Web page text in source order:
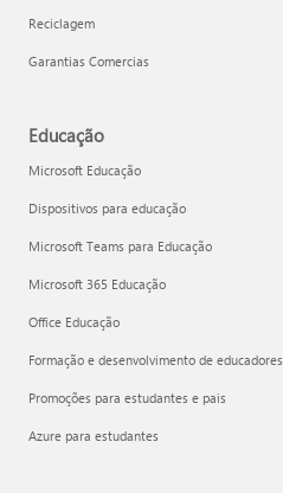
Reciclagem
Garantias Comercias
Educação
Microsoft Educação
Dispositivos para educação
Microsoft Teams para Educação
Microsoft 365 Educação
Office Educação
Formação e desenvolvimento de educadores
Promoções para estudantes e pais
Azure para estudantes